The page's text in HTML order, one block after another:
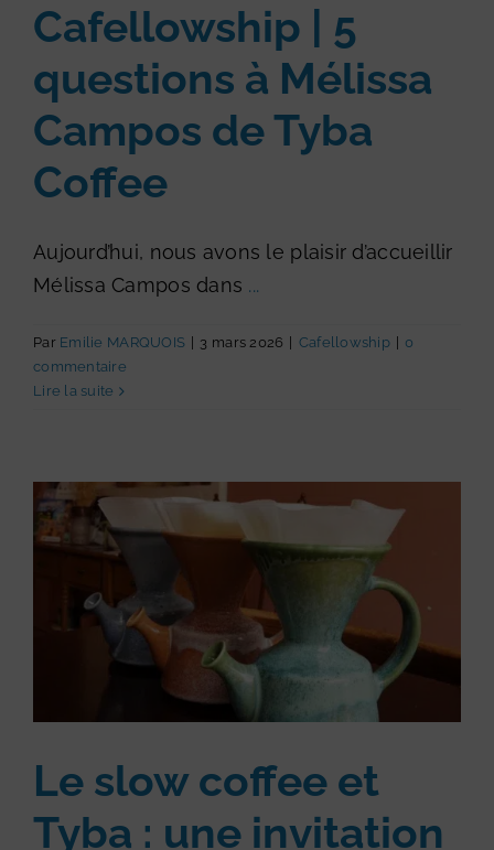
Cafellowship | 5
questions à Mélissa
Campos de Tyba
Coffee
Aujourd’hui, nous avons le plaisir d’accueillir
Mélissa Campos dans ...
Par Emilie MARQUOIS 3 mars 2026 Cafellowship
0
commentaire
Lire la suite
Le slow coffee et
Tyba : une invitation